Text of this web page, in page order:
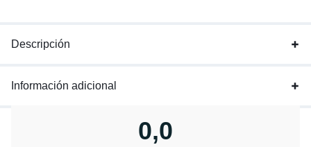
Descripción
Información adicional
0,0